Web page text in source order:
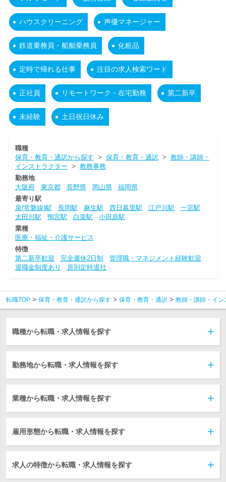
ハウスクリーニング 声優マネージャー
鉄道乗務員・船舶乗務員 化粧品
定時で帰れる仕事 注目の求人検索ワード
正社員 リモートワーク・在宅勤務 第二新卒
未経験 土日祝日休み
職種
保育・教育・通訳から探す > 保育・教育・通訳 > 教師・講師・
インストラクター > 教務事務
勤務地
大阪府
東京都 長野県 岡山県
福岡県
最寄り駅
泉(常磐線)駅
長岡駅 麻生駅 西日暮里駅 江戸川駅
一宮駅
太田川駅
鴨宮駅 白楽駅
小田原駅
業種
医療・福祉・介護サービス
特徴
第二新卒歓迎
完全週休2日制
管理職・マネジメント経験歓迎
退職金制度あり
原則定時退社
転職TOP 保育・教育・通訳から探す 保育・教育・通訳 教師・講師・イン
職種から転職・求人情報を探す
勤務地から転職・求人情報を探す
業種から転職・求人情報を探す
雇用形態から転職・求人情報を探す
求人の特徴から転職・求人情報を探す